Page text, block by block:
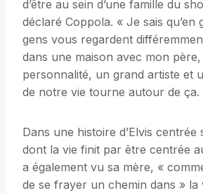
d’être au sein d’une famille du
déclaré Coppola. « Je sais qu’en
gens vous regardent
dans une maison avec mon
personnalité, un grand artiste et
de notre vie tourne autour de ça.
Dans une histoire d’Elvis centrée
dont la vie finit par être centrée
a également vu sa mère, «
de se frayer un chemin dans » la